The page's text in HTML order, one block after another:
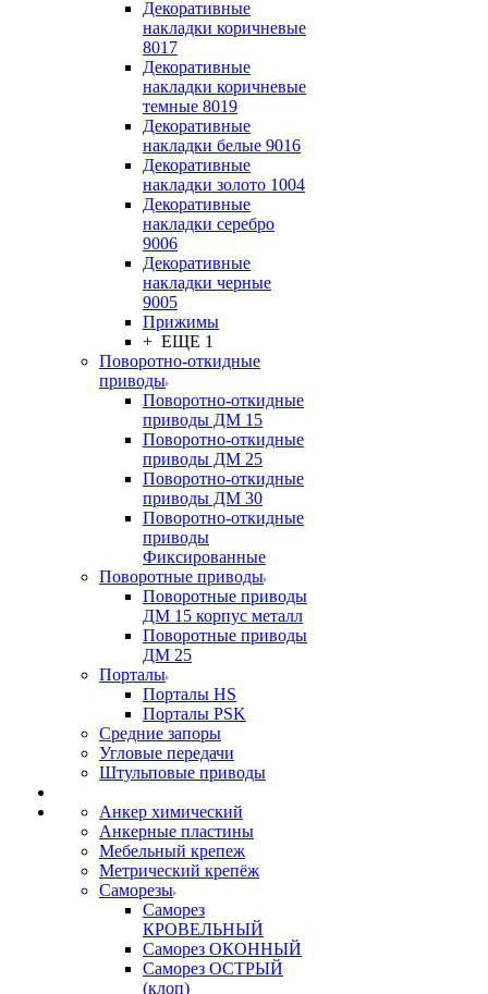
Декоративные
накладки коричневые
8017
Декоративные
накладки коричневые
темные 8019
Декоративные
накладки белые 9016
Декоративные
накладки золото 1004
Декоративные
накладки серебро
9006
Декоративные
накладки черные
9005
Прижимы
+ ЕЩЕ 1
Поворотно-откидные
приводы
Поворотно-откидные
приводы ДМ 15
Поворотно-откидные
приводы ДМ 25
Поворотно-откидные
приводы ДМ 30
Поворотно-откидные
приводы
Фиксированные
Поворотные приводы
Поворотные приводы
ДМ 15 корпус металл
Поворотные приводы
ДМ 25
Порталы
Порталы HS
Порталы PSK
Средние запоры
Угловые передачи
Штульповые приводы
Анкер химический
Анкерные пластины
Мебельный крепеж
Метрический крепёж
Саморезы
Саморез
КРОВЕЛЬНЫЙ
Саморез ОКОННЫЙ
Саморез ОСТРЫЙ
(клоп)